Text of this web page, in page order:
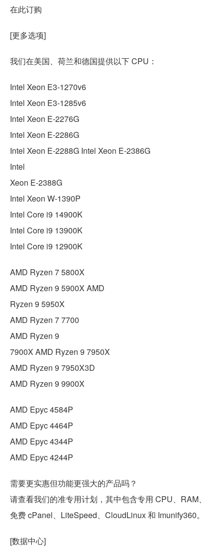
在此订购
[更多选项]
我们在美国、荷兰和德国提供以下 CPU：
Intel Xeon E3-1270v6
Intel Xeon E3-1285v6
Intel Xeon E-2276G
Intel Xeon E-2286G
Intel Xeon E-2288G Intel Xeon E-2386G
Intel
Xeon E-2388G
Intel Xeon W-1390P
Intel Core i9 14900K
Intel Core i9 13900K
Intel Core i9 12900K
AMD Ryzen 7 5800X
AMD Ryzen 9 5900X AMD
Ryzen 9 5950X
AMD Ryzen 7 7700
AMD Ryzen 9
7900X AMD Ryzen 9 7950X
AMD Ryzen 9 7950X3D
AMD Ryzen 9 9900X
AMD Epyc 4584P
AMD Epyc 4464P
AMD Epyc 4344P
AMD Epyc 4244P
需要更实惠但功能更强大的产品吗？
请查看我们的准专用计划，其中包含专用 CPU、RAM、
免费 cPanel、LiteSpeed、CloudLinux 和 Imunify360。
[数据中心]